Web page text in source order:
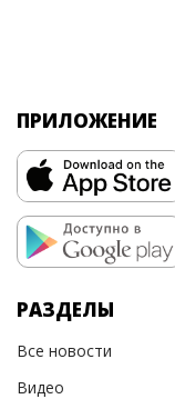
ПРИЛОЖЕНИЕ
РАЗДЕЛЫ
Все новости
Видео